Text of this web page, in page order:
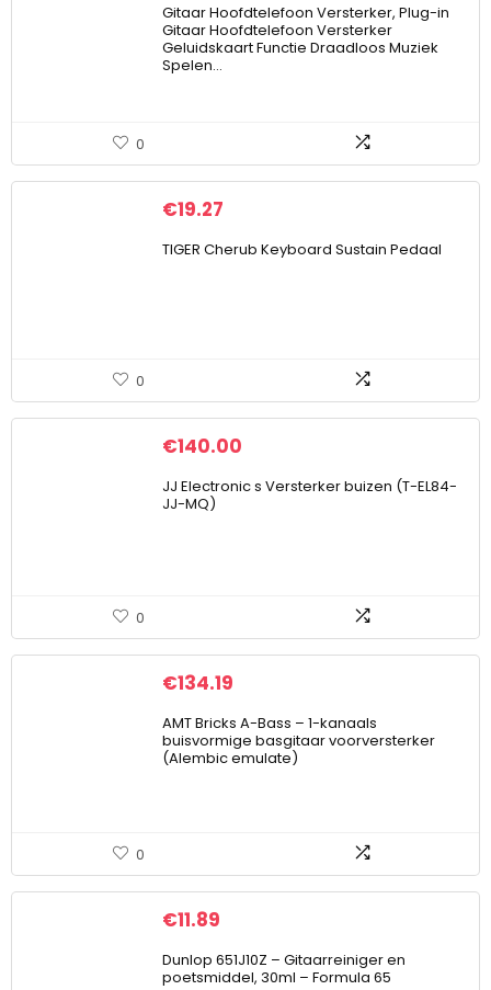
Gitaar Hoofdtelefoon Versterker, Plug-in
Gitaar Hoofdtelefoon Versterker
Geluidskaart Functie Draadloos Muziek
Spelen…
0
€19.27
TIGER Cherub Keyboard Sustain Pedaal
0
€140.00
JJ Electronic s Versterker buizen (T-EL84-
JJ-MQ)
0
€134.19
AMT Bricks A-Bass – 1-kanaals
buisvormige basgitaar voorversterker
(Alembic emulate)
0
€11.89
Dunlop 651J10Z – Gitaarreiniger en
poetsmiddel, 30ml – Formula 65